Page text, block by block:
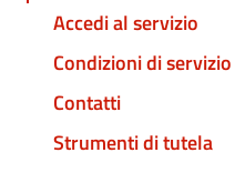
Accedi al servizio
Condizioni di servizio
Contatti
Strumenti di tutela